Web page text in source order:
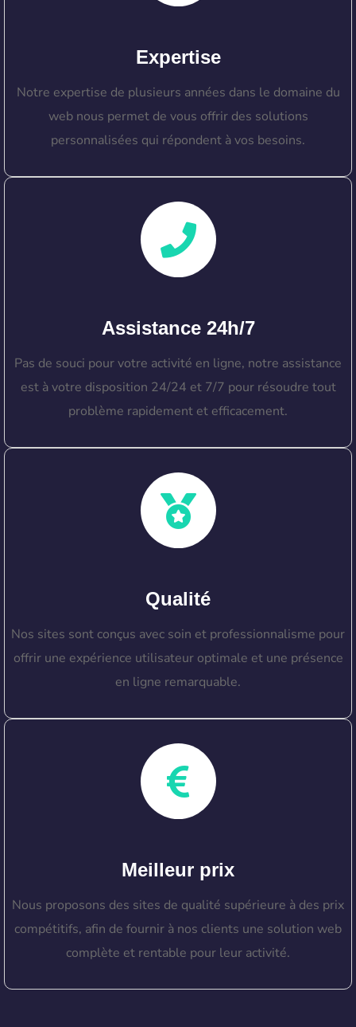
Expertise
Notre expertise de plusieurs années dans le domaine du
web nous permet de vous offrir des solutions
personnalisées qui répondent à vos besoins.
Assistance 24h/7
Pas de souci pour votre activité en ligne, notre assistance
est à votre disposition 24/24 et 7/7 pour résoudre tout
problème rapidement et efficacement.
Qualité
Nos sites sont conçus avec soin et professionnalisme pour
offrir une expérience utilisateur optimale et une présence
en ligne remarquable.
Meilleur prix
Nous proposons des sites de qualité supérieure à des prix
compétitifs, afin de fournir à nos clients une solution web
complète et rentable pour leur activité.